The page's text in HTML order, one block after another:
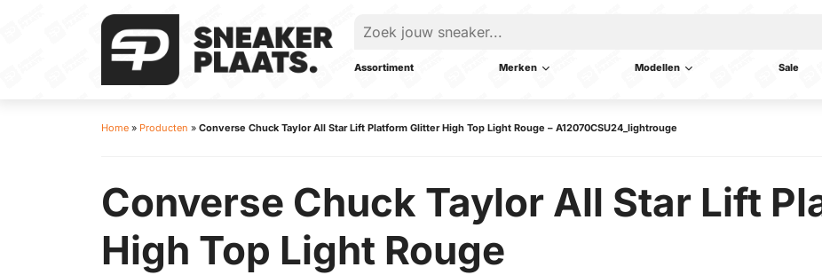
Assortiment Merken Modellen Sale
Home » Producten » Converse Chuck Taylor All Star Lift Platform Glitter High Top Light Rouge – A12070CSU24_lightrouge
Converse Chuck Taylor All Star Lift
High Top Light Rouge